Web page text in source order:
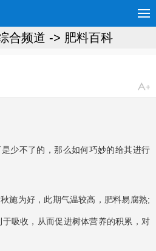
合频道 -> 肥料百科
不了的，那么如何巧妙的给其进行
为好，此期气温较高，肥料易腐熟;
吸收，从而促进树体营养的积累，对